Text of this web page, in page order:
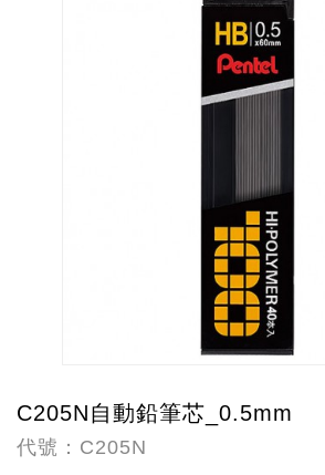
C205N自動鉛筆芯_0.5mm
代號：C205N